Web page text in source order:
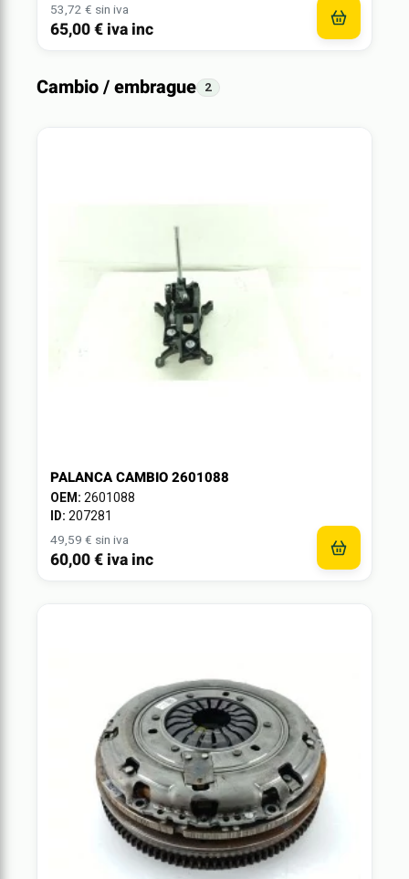
53,72 € sin iva
65,00 € iva inc
Cambio / embrague 2
PALANCA CAMBIO 2601088
OEM: 2601088
ID: 207281
49,59 € sin iva
60,00 € iva inc